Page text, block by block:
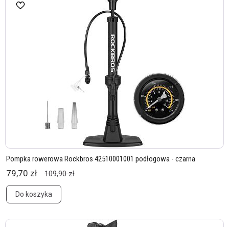
Pompka rowerowa Rockbros 42510001001 podłogowa - czarna
79,70 zł 109,90 zł
Do koszyka